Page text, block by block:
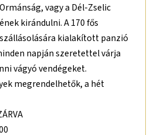
vagy a Dél-Zselic
kirándulni. A 170 fős
kialakított panzió
napján szeretettel várja
vágyó vendégeket.
megrendelhetők, a hét